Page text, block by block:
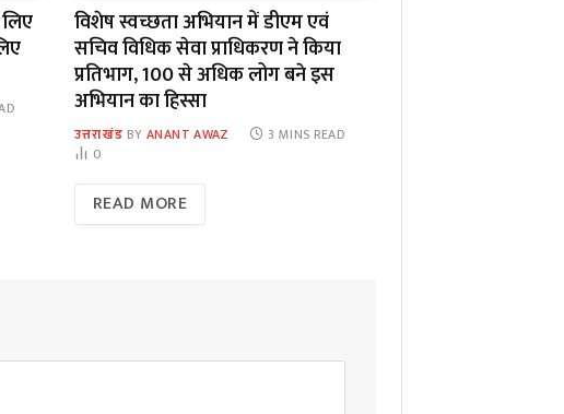
विशेष स्वच्छता अभियान में डीएम एवं
सचिव विधिक सेवा प्राधिकरण ने किया
प्रतिभाग, 100 से अधिक लोग बने इस
अभियान का हिस्सा
उत्तराखंड BY ANANT AWAZ
3 MINS READ
0
READ MORE